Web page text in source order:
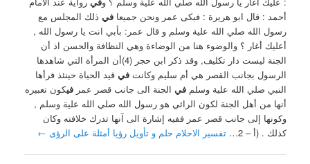
أحمد : قال ابو هريرة : فبكى عمر ونحن جميعافي ذلك المجلس مع
رسول الله صلي الله علية وسلم و قال عمر: بأبي انت يا رسول الله ,
أعليك أغار ؟ والوضوء هنا من الوضاءة وهي النظافة والحسن اذ أن
الجنة ليست دار تكليف, ‏وقد ذكر ابن حجر (4)أن المرأة التي شاهدها
الرسول بجانب القصر هي أم سليم ‏وكانتفي قيد الحياة حينئذ فرأها
النبي صلي الله علية وسلمفي الجنة الى جانب قصر عمرفيكون تعبيره
أنها من أهل الجنة لكون الرائي هو رسول الله صلي الله علية وسلم ,
وكونها إلى جانب قصر عمر ففيه إشارة الى آنها تدرك خلافته وكان
كذلك . ‏(أ – 2…
تفسير الاحلام حلم و تأويل رؤيا أمثلة على الرؤى ←